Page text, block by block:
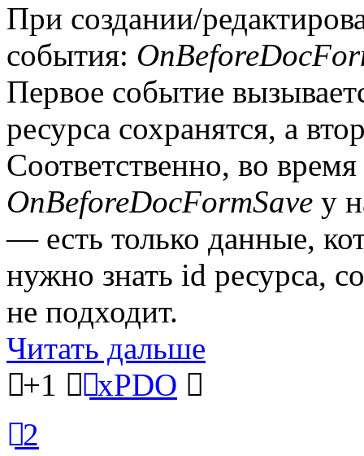
При создании/
события:
Первое событие
ресурса сохранятся, а
Соответственно, во
OnBeforeDocFormSave у
— есть только данные,
нужно знать id ресурса,
не подходит.
Читать дальше
+1
xPDO
2